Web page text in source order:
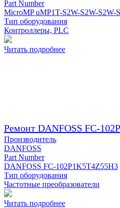
Part Number
MicroMP uMP1T-S2W-S2W-S2W-
Тип оборудования
Контроллеры, PLC
Читать подробнее
Ремонт DANFOSS FC-
Производитель
DANFOSS
Part Number
DANFOSS FC-102P1K5T4Z55H3
Тип оборудования
Частотные преобразователи
Читать подробнее